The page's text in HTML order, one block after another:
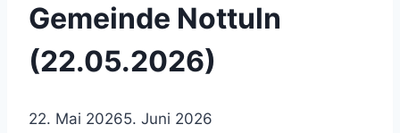
Gemeinde Nottuln
(22.05.2026)
22. Mai 20265. Juni 2026